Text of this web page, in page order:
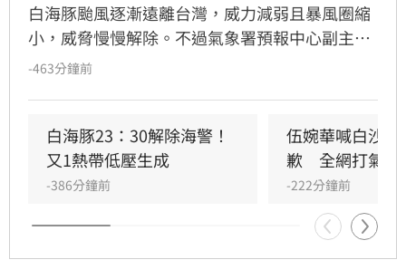
白海豚颱風逐漸遠離台灣，威力減弱且暴風圈縮
小，威脅慢慢解除。不過氣象署預報中心副主任
伍婉華在記者會中不慎口誤，將「白海豚」說成
-463分鐘前
白海豚23：30解除海警！
又1熱帶低壓生成
-386分鐘前
伍婉華喊白沙屯
歉　全網打氣讚
-222分鐘前